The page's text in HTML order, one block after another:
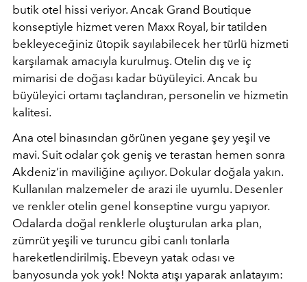
butik otel hissi veriyor. Ancak Grand Boutique
konseptiyle hizmet veren Maxx Royal, bir tatilden
bekleyeceğiniz ütopik sayılabilecek her türlü hizmeti
karşılamak amacıyla kurulmuş. Otelin dış ve iç
mimarisi de doğası kadar büyüleyici. Ancak bu
büyüleyici ortamı taçlandıran, personelin ve hizmetin
kalitesi.
Ana otel binasından görünen yegane şey yeşil ve
mavi. Suit odalar çok geniş ve terastan hemen sonra
Akdeniz’in maviliğine açılıyor. Dokular doğala yakın.
Kullanılan malzemeler de arazi ile uyumlu. Desenler
ve renkler otelin genel konseptine vurgu yapıyor.
Odalarda doğal renklerle oluşturulan arka plan,
zümrüt yeşili ve turuncu gibi canlı tonlarla
hareketlendirilmiş. Ebeveyn yatak odası ve
banyosunda yok yok! Nokta atışı yaparak anlatayım: